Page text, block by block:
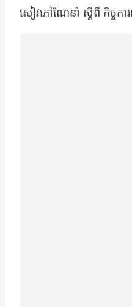
សៀវភៅណែនាំ ស្ដីពី កិច្ចកា